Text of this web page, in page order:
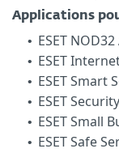
Applications
• ESET
• ESET
• ESET Smart
• ESET
• ESET Small
• ESET Safe